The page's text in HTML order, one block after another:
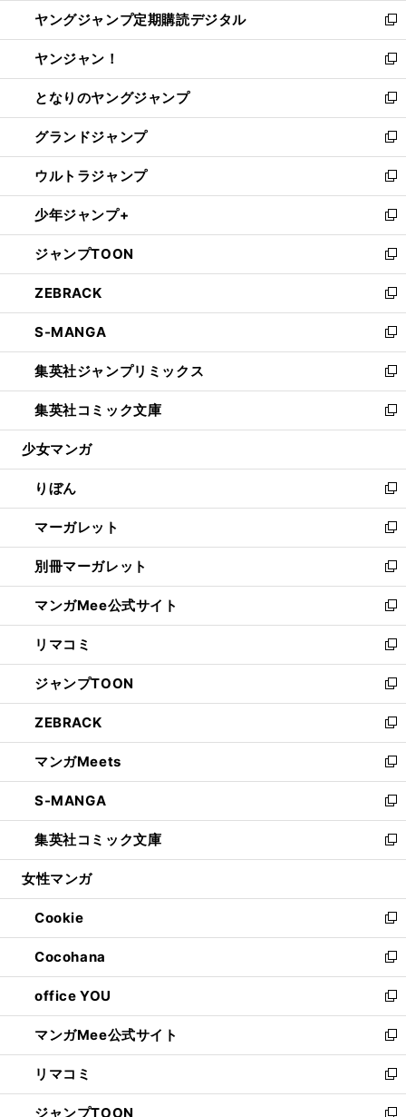
く
で
開
く
ド
ウ
で
開
く
し
い
ウ
ィ
ン
ド
ウ
で
開
く
ヤングジャンプ定期購読デジタル
新
し
い
ウ
ィ
ン
ド
ウ
で
開
く
ヤンジャン！
新
し
い
ウ
ィ
ン
ド
ウ
で
開
く
となりのヤングジャンプ
新
し
い
ウ
ィ
ン
ド
ウ
で
開
く
グランドジャンプ
新
し
い
ウ
ィ
ン
ド
ウ
で
開
く
ウルトラジャンプ
新
し
い
ウ
ィ
ン
ド
ウ
で
開
く
少年ジャンプ+
新
し
い
ウ
ィ
ン
ド
ウ
で
開
く
ジャンプTOON
新
し
い
ウ
ィ
ン
ド
ウ
で
開
ZEBRACK
新
し
い
ウ
ィ
ン
ド
ウ
開
く
S-MANGA
新
し
い
ウ
ィ
ン
ウ
で
開
く
集英社ジャンプリミックス
新
し
い
ウ
ン
ド
ウ
で
開
く
集英社コミック文庫
新
し
ウ
ィ
ン
ド
ウ
で
開
く
少女マンガ
りぼん
新
し
い
ウ
ィ
ン
ド
ウ
で
開
く
マーガレット
新
し
い
ウ
ィ
ン
ド
ウ
で
開
く
別冊マーガレット
新
し
い
ウ
ィ
ン
ド
ウ
で
開
く
マンガMee公式サイト
新
し
い
ウ
ィ
ン
ド
ウ
で
開
く
リマコミ
新
し
い
ウ
ィ
ン
ド
ウ
で
開
く
ジャンプTOON
新
し
い
ウ
ィ
ン
ド
ウ
で
開
ZEBRACK
新
し
い
ウ
ィ
ン
ド
ウ
開
く
マンガMeets
新
し
い
ウ
ィ
ン
ウ
で
開
く
S-MANGA
新
し
い
ウ
ン
ド
ウ
で
開
く
集英社コミック文庫
新
し
ウ
ィ
ン
ド
ウ
で
開
く
女性マンガ
Cookie
新
し
い
ウ
ィ
ン
ド
ウ
で
開
く
Cocohana
新
し
い
ウ
ィ
ン
ド
ウ
で
office YOU
新
し
い
ウ
ィ
ン
マンガMee公式サイト
新
し
い
ウ
リマコミ
新
し
ジャンプTOON